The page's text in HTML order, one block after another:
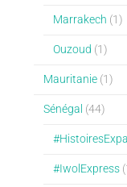
Marrakech (1)
Ouzoud (1)
Mauritanie(1)
Sénégal (44)
#IwolExpress